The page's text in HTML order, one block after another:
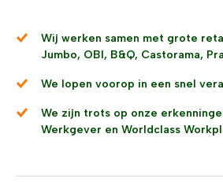
Wij werken samen met grote
Jumbo, OBI, B&Q, Castorama,
We lopen voorop in een snel
We zijn trots op onze
Werkgever en Worldclass